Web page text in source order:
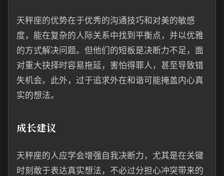
天秤座的优势在于优秀的沟通技巧和对美的敏感
度，能在复杂的人际关系中找到平衡点，并以优雅
的方式解决问题。但他们的短板是决断力不足，面
对重大抉择时容易拖延，害怕得罪人，甚至导致错
失机会。此外，过于追求外在和谐可能掩盖内心真
实的想法。
成长建议
天秤座的人应学会增强自我决断力，尤其是在关键
时刻敢于表达真实想法，不必过分担心冲突带来的